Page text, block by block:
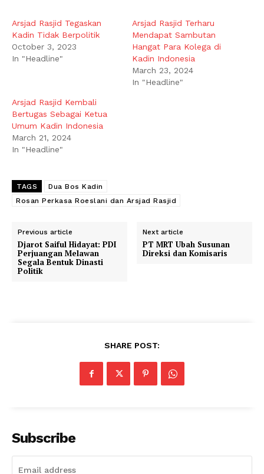
Arsjad Rasjid Tegaskan
Kadin Tidak Berpolitik
October 3, 2023
In "Headline"
Arsjad Rasjid Terharu
Mendapat Sambutan
Hangat Para Kolega di
Kadin Indonesia
March 23, 2024
In "Headline"
Arsjad Rasjid Kembali
Bertugas Sebagai Ketua
Umum Kadin Indonesia
March 21, 2024
In "Headline"
TAGS
Dua Bos Kadin
Rosan Perkasa Roeslani dan Arsjad Rasjid
Previous article
Djarot Saiful Hidayat: PDI
Perjuangan Melawan
Segala Bentuk Dinasti
Politik
Next article
PT MRT Ubah Susunan
Direksi dan Komisaris
SHARE POST:
Subscribe